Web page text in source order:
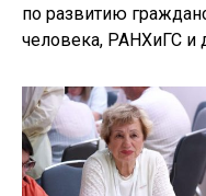
по развитию
человека, РАНХиГС и